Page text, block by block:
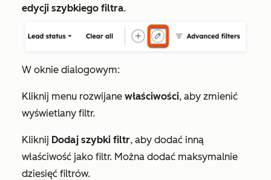
edycji szybkiego filtra.
W oknie dialogowym:
Kliknij menu rozwijane właściwości, aby zmienić
wyświetlany filtr.
Kliknij Dodaj szybki filtr, aby dodać inną
właściwość jako filtr. Można dodać maksymalnie
dziesięć filtrów.